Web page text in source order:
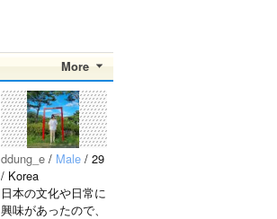
More
ddung_e / Male/ 29
/ Korea
日本の文化や日常に
興味があったので、